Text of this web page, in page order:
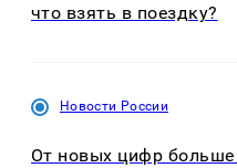
что взять в поездку?
Новости России
От новых цифр больше